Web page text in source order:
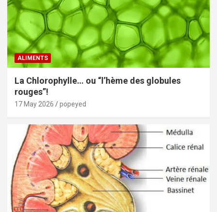
ALIMENTS
La Chlorophylle… ou “l’hème des globules
rouges”!
17 May 2026 popeyed